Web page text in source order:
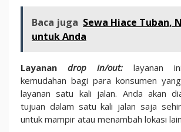
Baca juga Sewa Hiace Tuban,
untuk Anda
Layanan drop in/out: layanan
kemudahan bagi para konsumen
layanan satu kali jalan. Anda akan
tujuan dalam satu kali jalan saja
untuk mampir atau menambah lokasi